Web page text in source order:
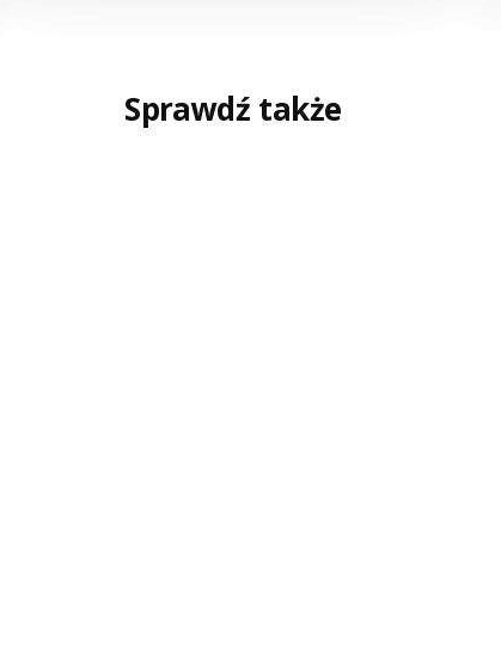
Sprawdź także